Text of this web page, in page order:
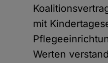
mit
Werten